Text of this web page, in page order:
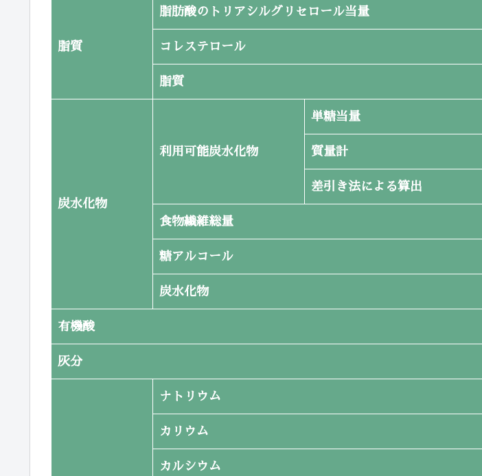
脂質
脂肪酸のトリアシルグリセロール当量
コレステロール
脂質
炭水化物
利用可能炭水化物
単糖当量
質量計
差引き法による算出
食物繊維総量
糖アルコール
炭水化物
有機酸
灰分
ナトリウム
カリウム
カルシウム